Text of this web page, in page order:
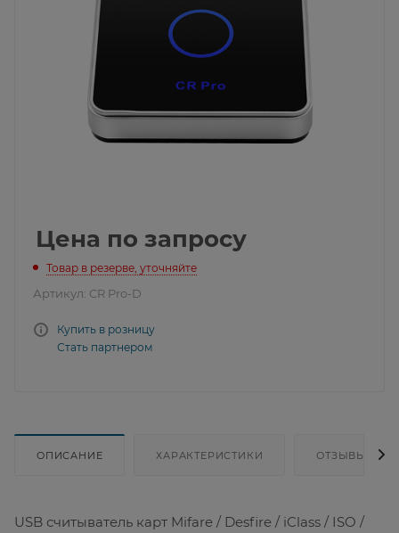
Цена по запросу
Товар в резерве, уточняйте
Артикул: CR Pro-D
Купить в розницу
Стать партнером
ОПИСАНИЕ ХАРАКТЕРИСТИКИ ОТЗЫВЫ
USB считыватель карт Mifare / Desfire / iClass / ISO /